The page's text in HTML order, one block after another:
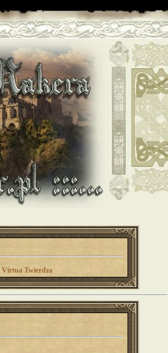
Virtua Twierdza